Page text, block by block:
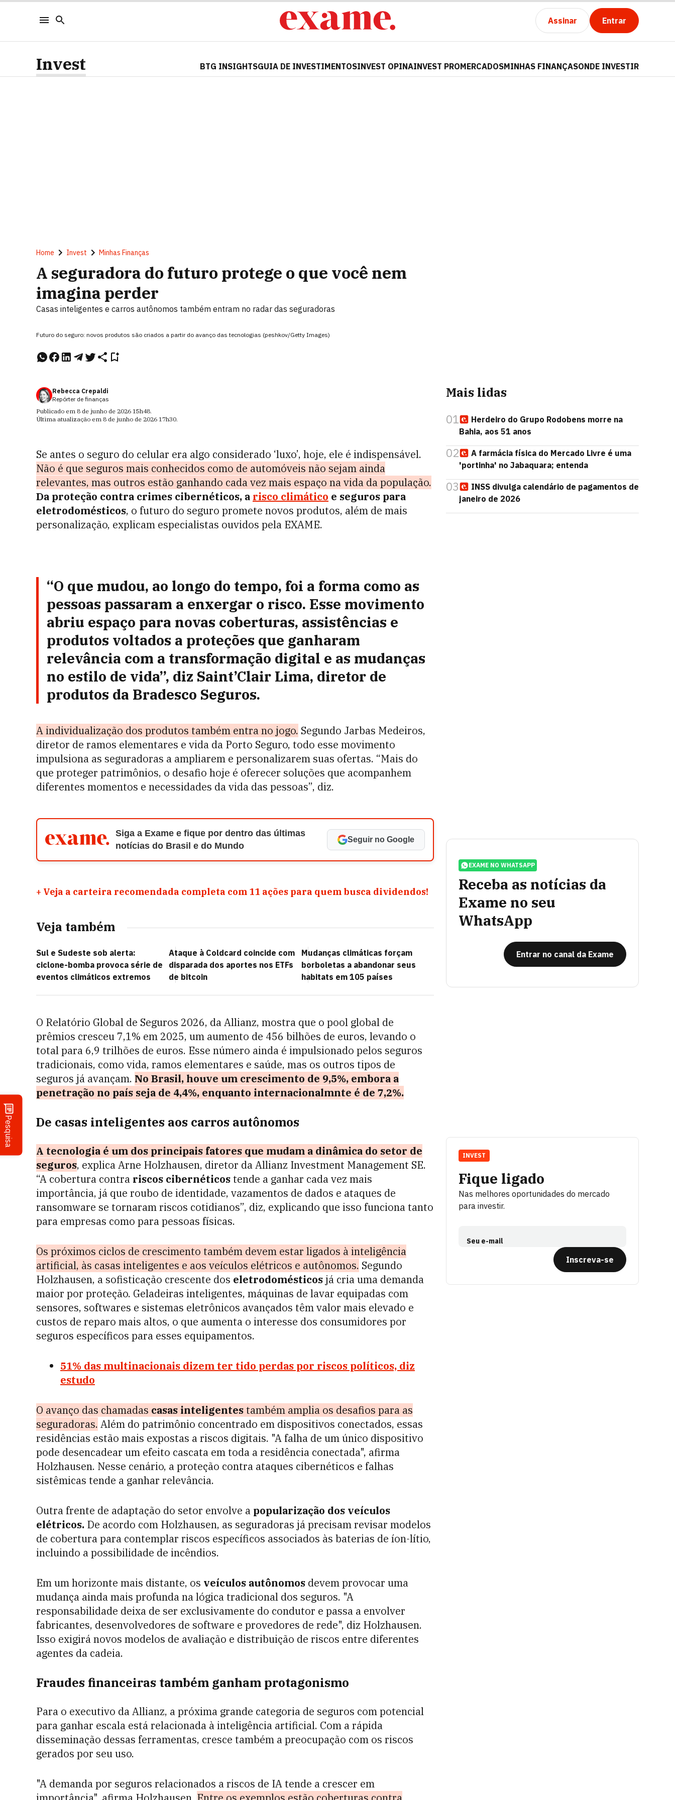
Assinar Entrar
Pesquisa
Invest BTG INSIGHTSGUIA DE INVESTIMENTOSINVEST OPINAINVEST PROMERCADOSMINHAS FINANÇASONDE INVESTIR
Home Invest Minhas Finanças
A seguradora do futuro protege o que você nem
imagina perder
Casas inteligentes e carros autônomos também entram no radar das seguradoras
Futuro do seguro: novos produtos são criados a partir do avanço das tecnologias (peshkov/Getty Images)
Rebecca Crepaldi
Repórter de finanças
Publicado em 8 de junho de 2026 15h48.
Última atualização em 8 de junho de 2026 17h30.
Se antes o seguro do celular era algo considerado ‘luxo’, hoje, ele é indispensável.
Não é que seguros mais conhecidos como de automóveis não sejam ainda
relevantes, mas outros estão ganhando cada vez mais espaço na vida da população.
Da proteção contra crimes cibernéticos, a risco climático e seguros para
eletrodomésticos, o futuro do seguro promete novos produtos, além de mais
personalização, explicam especialistas ouvidos pela EXAME.
“O que mudou, ao longo do tempo, foi a forma como as
pessoas passaram a enxergar o risco. Esse movimento
abriu espaço para novas coberturas, assistências e
produtos voltados a proteções que ganharam
relevância com a transformação digital e as mudanças
no estilo de vida”, diz Saint’Clair Lima, diretor de
produtos da Bradesco Seguros.
A individualização dos produtos também entra no jogo. Segundo Jarbas Medeiros,
diretor de ramos elementares e vida da Porto Seguro, todo esse movimento
impulsiona as seguradoras a ampliarem e personalizarem suas ofertas. “Mais do
que proteger patrimônios, o desafio hoje é oferecer soluções que acompanhem
diferentes momentos e necessidades da vida das pessoas”, diz.
Siga a Exame e fique por dentro das últimas
notícias do Brasil e do Mundo
Seguir no Google
+ Veja a carteira recomendada completa com 11 ações para quem busca dividendos!
Veja também
Sul e Sudeste sob alerta:
ciclone-bomba provoca série de
eventos climáticos extremos
Ataque à Coldcard coincide com
disparada dos aportes nos ETFs
de bitcoin
Mudanças climáticas forçam
borboletas a abandonar seus
habitats em 105 países
O Relatório Global de Seguros 2026, da Allianz, mostra que o pool global de
prêmios cresceu 7,1% em 2025, um aumento de 456 bilhões de euros, levando o
total para 6,9 trilhões de euros. Esse número ainda é impulsionado pelos seguros
tradicionais, como vida, ramos elementares e saúde, mas os outros tipos de
seguros já avançam. No Brasil, houve um crescimento de 9,5%, embora a
penetração no país seja de 4,4%, enquanto internacionalmnte é de 7,2%.
De casas inteligentes aos carros autônomos
A tecnologia é um dos principais fatores que mudam a dinâmica do setor de
seguros, explica Arne Holzhausen, diretor da Allianz Investment Management SE.
“A cobertura contra riscos cibernéticos tende a ganhar cada vez mais
importância, já que roubo de identidade, vazamentos de dados e ataques de
ransomware se tornaram riscos cotidianos”, diz, explicando que isso funciona tanto
para empresas como para pessoas físicas.
Os próximos ciclos de crescimento também devem estar ligados à inteligência
artificial, às casas inteligentes e aos veículos elétricos e autônomos. Segundo
Holzhausen, a sofisticação crescente dos eletrodomésticosjá cria uma demanda
maior por proteção. Geladeiras inteligentes, máquinas de lavar equipadas com
sensores, softwares e sistemas eletrônicos avançados têm valor mais elevado e
custos de reparo mais altos, o que aumenta o interesse dos consumidores por
seguros específicos para esses equipamentos.
51% das multinacionais dizem ter tido perdas por riscos políticos, diz
estudo
O avanço das chamadas casas inteligentes também amplia os desafios para as
seguradoras. Além do patrimônio concentrado em dispositivos conectados, essas
residências estão mais expostas a riscos digitais. "A falha de um único dispositivo
pode desencadear um efeito cascata em toda a residência conectada", afirma
Holzhausen. Nesse cenário, a proteção contra ataques cibernéticos e falhas
sistêmicas tende a ganhar relevância.
Outra frente de adaptação do setor envolve a popularização dos veículos
elétricos. De acordo com Holzhausen, as seguradoras já precisam revisar modelos
de cobertura para contemplar riscos específicos associados às baterias de íon-lítio,
incluindo a possibilidade de incêndios.
Em um horizonte mais distante, os veículos autônomos devem provocar uma
mudança ainda mais profunda na lógica tradicional dos seguros. "A
responsabilidade deixa de ser exclusivamente do condutor e passa a envolver
fabricantes, desenvolvedores de software e provedores de rede", diz Holzhausen.
Isso exigirá novos modelos de avaliação e distribuição de riscos entre diferentes
agentes da cadeia.
Fraudes financeiras também ganham protagonismo
Para o executivo da Allianz, a próxima grande categoria de seguros com potencial
para ganhar escala está relacionada à inteligência artificial. Com a rápida
disseminação dessas ferramentas, cresce também a preocupação com os riscos
gerados por seu uso.
"A demanda por seguros relacionados a riscos de IA tende a crescer em
Mais lidas
01
Herdeiro do Grupo Rodobens morre na
Bahia, aos 51 anos
02
A farmácia física do Mercado Livre é uma
'portinha' no Jabaquara; entenda
03
INSS divulga calendário de pagamentos de
janeiro de 2026
EXAME NO WHATSAPP
Receba as notícias da
Exame no seu
WhatsApp
Entrar no canal da Exame
Fique ligado
Nas melhores oportunidades do mercado
para investir.
Seu e-mail
Inscreva-se
INVEST